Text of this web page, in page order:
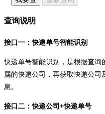
查询说明
接口一：快递单号智能识别
快递单号智能识别，是根据查
属的快递公司，再获取快递公
息。
接口二：快递公司+快递单号